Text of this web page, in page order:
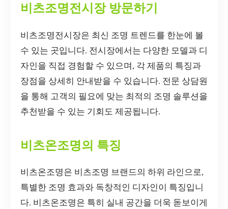
비츠조명전시장 방문하기
비츠조명전시장은 최신 조명 트렌드를 한눈에 볼
수 있는 곳입니다. 전시장에서는 다양한 모델과 디
자인을 직접 경험할 수 있으며, 각 제품의 특징과
장점을 상세히 안내받을 수 있습니다. 전문 상담원
을 통해 고객의 필요에 맞는 최적의 조명 솔루션을
추천받을 수 있는 기회도 제공됩니다.
비츠온조명의 특징
비츠온조명은 비츠조명 브랜드의 하위 라인으로,
특별한 조명 효과와 독창적인 디자인이 특징입니
다. 비츠온조명은 특히 실내 공간을 더욱 돋보이게